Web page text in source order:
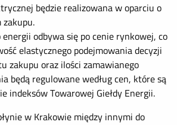
będzie realizowana w oparciu o
zakupu.
energii odbywa się po cenie rynkowej, co
elastycznego podejmowania decyzji
zakupu oraz ilości zamawianego
będą regulowane według cen, które są
indeksów Towarowej Giełdy Energii.
w Krakowie między innymi do